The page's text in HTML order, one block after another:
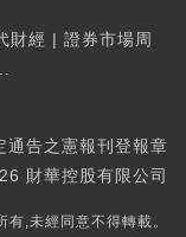
財經 | 證券市場周
通告之憲報刊登報章
財華控股有限公司
有,未經同意不得轉載。